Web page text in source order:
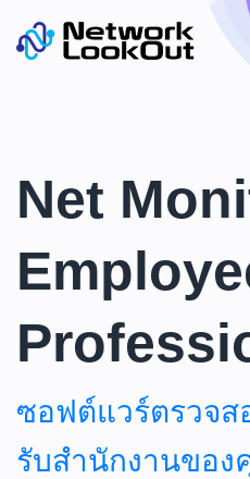
Net
ซอฟต์แวร์ตรวจ
รับสํานักงานขอ